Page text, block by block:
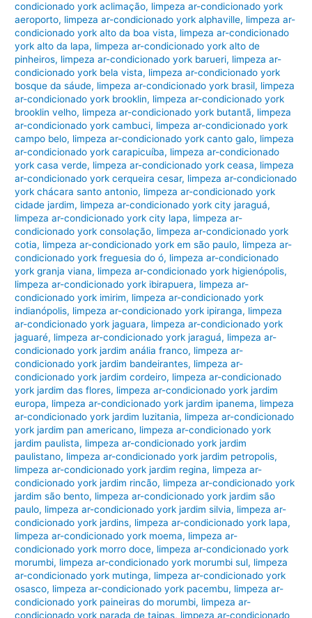
condicionado york aclimação, limpeza ar-condicionado york
aeroporto, limpeza ar-condicionado york alphaville, limpeza ar-
condicionado york alto da boa vista, limpeza ar-condicionado
york alto da lapa, limpeza ar-condicionado york alto de
pinheiros, limpeza ar-condicionado york barueri, limpeza ar-
condicionado york bela vista, limpeza ar-condicionado york
bosque da sáude, limpeza ar-condicionado york brasil, limpeza
ar-condicionado york brooklin, limpeza ar-condicionado york
brooklin velho, limpeza ar-condicionado york butantã, limpeza
ar-condicionado york cambuci, limpeza ar-condicionado york
campo belo, limpeza ar-condicionado york canto galo, limpeza
ar-condicionado york carapicuíba, limpeza ar-condicionado
york casa verde, limpeza ar-condicionado york ceasa, limpeza
ar-condicionado york cerqueira cesar, limpeza ar-condicionado
york chácara santo antonio, limpeza ar-condicionado york
cidade jardim, limpeza ar-condicionado york city jaraguá,
limpeza ar-condicionado york city lapa, limpeza ar-
condicionado york consolação, limpeza ar-condicionado york
cotia, limpeza ar-condicionado york em são paulo, limpeza ar-
condicionado york freguesia do ó, limpeza ar-condicionado
york granja viana, limpeza ar-condicionado york higienópolis,
limpeza ar-condicionado york ibirapuera, limpeza ar-
condicionado york imirim, limpeza ar-condicionado york
indianópolis, limpeza ar-condicionado york ipiranga, limpeza
ar-condicionado york jaguara, limpeza ar-condicionado york
jaguaré, limpeza ar-condicionado york jaraguá, limpeza ar-
condicionado york jardim anália franco, limpeza ar-
condicionado york jardim bandeirantes, limpeza ar-
condicionado york jardim cordeiro, limpeza ar-condicionado
york jardim das flores, limpeza ar-condicionado york jardim
europa, limpeza ar-condicionado york jardim ipanema, limpeza
ar-condicionado york jardim luzitania, limpeza ar-condicionado
york jardim pan americano, limpeza ar-condicionado york
jardim paulista, limpeza ar-condicionado york jardim
paulistano, limpeza ar-condicionado york jardim petropolis,
limpeza ar-condicionado york jardim regina, limpeza ar-
condicionado york jardim rincão, limpeza ar-condicionado york
jardim são bento, limpeza ar-condicionado york jardim são
paulo, limpeza ar-condicionado york jardim silvia, limpeza ar-
condicionado york jardins, limpeza ar-condicionado york lapa,
limpeza ar-condicionado york moema, limpeza ar-
condicionado york morro doce, limpeza ar-condicionado york
morumbi, limpeza ar-condicionado york morumbi sul, limpeza
ar-condicionado york mutinga, limpeza ar-condicionado york
osasco, limpeza ar-condicionado york pacembu, limpeza ar-
condicionado york paineiras do morumbi, limpeza ar-
condicionado york parada de taipas, limpeza ar-condicionado